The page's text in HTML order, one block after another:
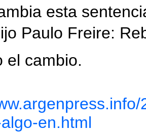
esta
Paulo Freire:
cambio.
en.html